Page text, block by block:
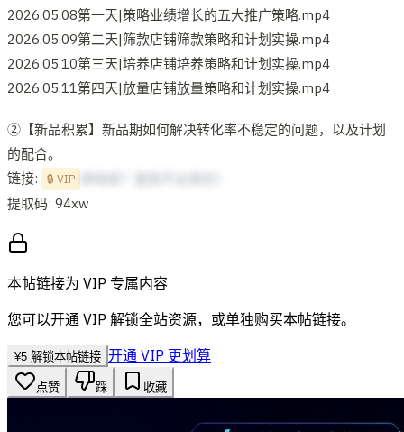
2026.05.08第一天|策略业绩增长的五大推广策略.mp4
2026.05.09第二天|筛款店铺筛款策略和计划实操.mp4
2026.05.10第三天|培养店铺培养策略和计划实操.mp4
2026.05.11第四天|放量店铺放量策略和计划实操.mp4
②【新品积累】新品期如何解决转化率不稳定的问题，以及计划
的配合。
链接:
🔒 VIP
提取码: 94xw
本帖链接为 VIP 专属内容
您可以开通 VIP 解锁全站资源，或单独购买本帖链接。
¥5 解锁本帖链接 开通 VIP 更划算
点赞 踩 收藏